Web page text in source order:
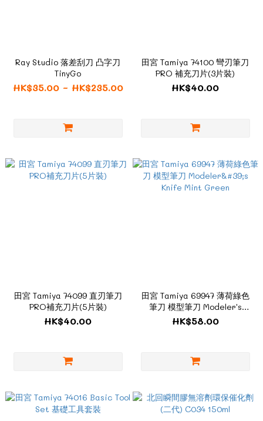
Ray Studio 落差刮刀 凸字刀
TinyGo
HK$35.00 ~ HK$235.00
田宮 Tamiya 74100 彎刃筆刀
PRO 補充刀片(3片裝)
HK$40.00
田宮 Tamiya 74099 直刃筆刀
PRO補充刀片(5片裝)
HK$40.00
田宮 Tamiya 69947 薄荷綠色
筆刀 模型筆刀 Modeler's
Knife Mint Green
HK$58.00